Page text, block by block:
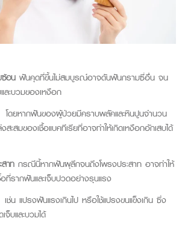
อน ฟันคุดที่ขึ้นไม่สมบูรณ์อาจดันฟันกรามซี่อื่น จน
ละบวมของเหงือก
โดยหากฟันของผู้ป่วยมีคราบพลัคและหินปูนจำนวน
สะสมของเชื้อแบคทีเรียที่อาจทำให้เกิดเหงือกอักเสบได้
าท กรณีนี้หากฟันผุลึกจนถึงโพรงประสาท อาจทำให้
ที่รากฟันและเจ็บปวดอย่างรุนแรง
น แปรงฟันแรงเกินไป หรือใช้แปรงขนแข็งเกิน ซึ่ง
จ็บและบวมได้